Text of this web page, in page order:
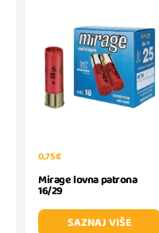
0,75 €
Mirage lovna patrona
16/29
SAZNAJ VIŠE